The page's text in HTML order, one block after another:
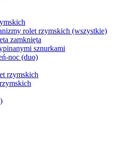
rolet rzymskich (wszystkie)
zamknięta
sznurkami
noc (duo)
rzymskich